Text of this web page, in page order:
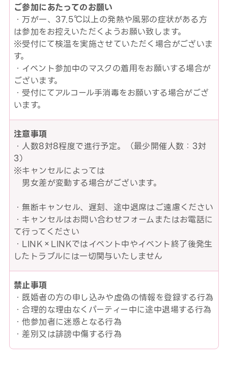
ご参加にあたってのお願い
・万が一、37.5℃以上の発熱や風邪の症状がある方
は参加をお控えいただくようお願い致します。
※受付にて検温を実施させていただく場合がございま
す。
・イベント参加中のマスクの着用をお願いする場合が
ございます。
・受付にてアルコール手消毒をお願いする場合がござ
います。
注意事項
・人数8対8程度で進行予定。（最少開催人数：3対
3）
※キャンセルによっては
男女差が変動する場合がございます。
・無断キャンセル、遅刻、途中退席はご遠慮ください
・キャンセルはお問い合わせフォームまたはお電話に
て行ってください
・LINK×LINKではイベント中やイベント終了後発生
したトラブルには一切関与いたしません
禁止事項
・既婚者の方の申し込みや虚偽の情報を登録する行為
・合理的な理由なくパーティー中に途中退場する行為
・他参加者に迷惑となる行為
・差別又は誹謗中傷する行為